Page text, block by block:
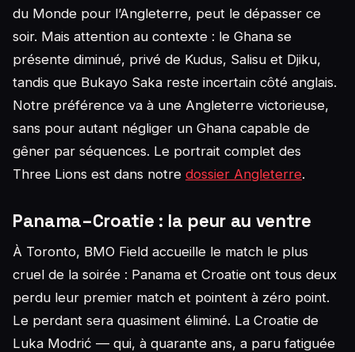
du Monde pour l’Angleterre, peut le dépasser ce
soir. Mais attention au contexte : le Ghana se
présente diminué, privé de Kudus, Salisu et Djiku,
tandis que Bukayo Saka reste incertain côté anglais.
Notre préférence va à une Angleterre victorieuse,
sans pour autant négliger un Ghana capable de
gêner par séquences. Le portrait complet des
Three Lions est dans notre dossier Angleterre.
Panama–Croatie : la peur au ventre
À Toronto, BMO Field accueille le match le plus
cruel de la soirée : Panama et Croatie ont tous deux
perdu leur premier match et pointent à zéro point.
Le perdant sera quasiment éliminé. La Croatie de
Luka Modrić — qui, à quarante ans, a paru fatiguée